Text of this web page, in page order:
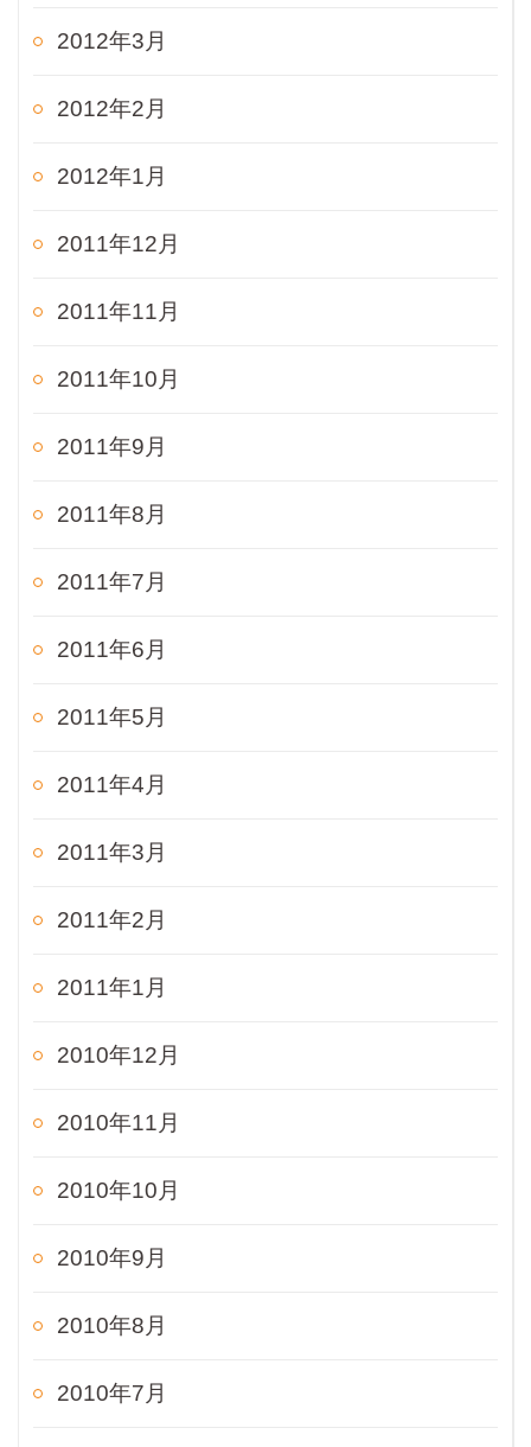
2012年3月
2012年2月
2012年1月
2011年12月
2011年11月
2011年10月
2011年9月
2011年8月
2011年7月
2011年6月
2011年5月
2011年4月
2011年3月
2011年2月
2011年1月
2010年12月
2010年11月
2010年10月
2010年9月
2010年8月
2010年7月